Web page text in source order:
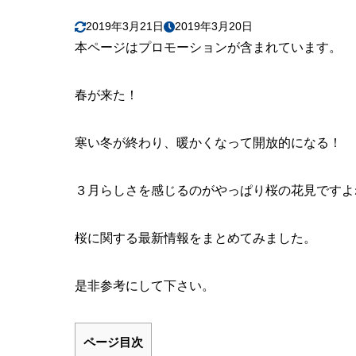
2019年3月21日 2019年3月20日
本ページはプロモーションが含まれています。
春が来た！
寒い冬が終わり、暖かくなって開放的になる！
３月らしさを感じるのがやっぱり桜の花見です
桜に関する最新情報をまとめてみました。
是非参考にして下さい。
ページ目次